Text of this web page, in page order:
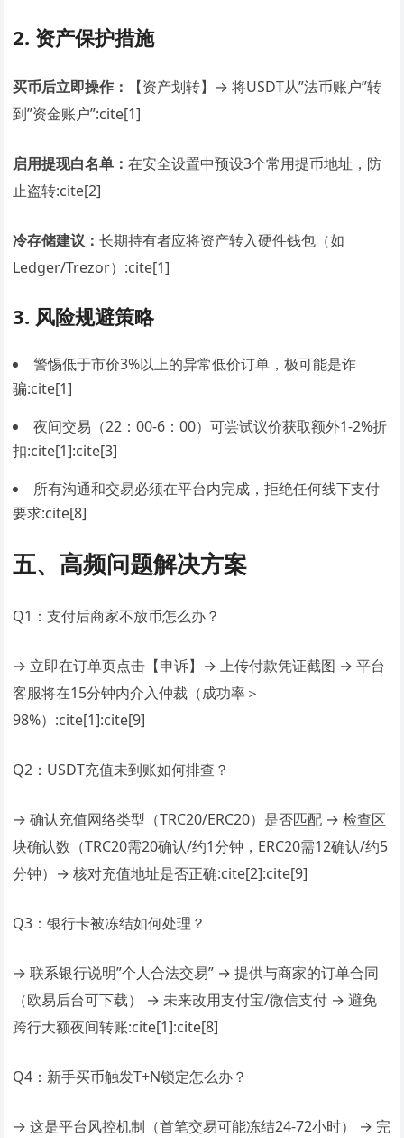
2. 资产保护措施
买币后立即操作：
【资产划转】→ 将USDT从”法币账户”转
到”资金账户”:cite[1]
启用提现白名单：在安全设置中预设3个常用提币地址，防
止盗转:cite[2]
冷存储建议：长期持有者应将资产转入硬件钱包（如
Ledger/Trezor）:cite[1]
3. 风险规避策略
警惕低于市价3%以上的异常低价订单，极可能是诈
骗:cite[1]
夜间交易（22：00-6：00）可尝试议价获取额外1-2%折
扣:cite[1]:cite[3]
所有沟通和交易必须在平台内完成，拒绝任何线下支付
要求:cite[8]
五、高频问题解决方案
Q1：支付后商家不放币怎么办？
→ 立即在订单页点击【申诉】→ 上传付款凭证截图 → 平台
客服将在15分钟内介入仲裁（成功率＞
98%）:cite[1]:cite[9]
Q2：USDT充值未到账如何排查？
→ 确认充值网络类型（TRC20/ERC20）是否匹配 → 检查区
块确认数（TRC20需20确认/约1分钟，ERC20需12确认/约5
分钟）→ 核对充值地址是否正确:cite[2]:cite[9]
Q3：银行卡被冻结如何处理？
→ 联系银行说明”个人合法交易” → 提供与商家的订单合同
（欧易后台可下载） → 未来改用支付宝/微信支付 → 避免
跨行大额夜间转账:cite[1]:cite[8]
Q4：新手买币触发T+N锁定怎么办？
→ 这是平台风控机制（首笔交易可能冻结24-72小时） → 完